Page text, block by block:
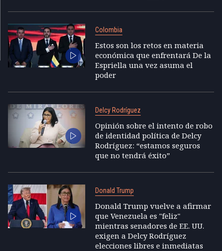
Colombia
Estos son los retos en materia
económica que enfrentará De la
Espriella una vez asuma el
poder
Delcy Rodríguez
Opinión sobre el intento de robo
de identidad política de Delcy
Rodríguez: “estamos seguros
que no tendrá éxito”
Donald Trump
Donald Trump vuelve a afirmar
que Venezuela es "feliz"
mientras senadores de EE. UU.
exigen a Delcy Rodríguez
elecciones libres e inmediatas